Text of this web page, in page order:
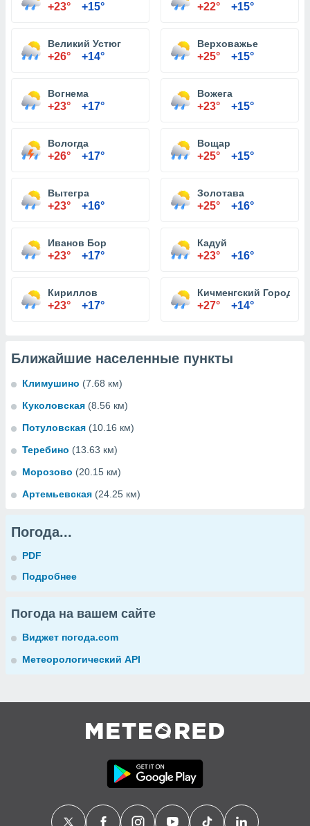
+23° +15° +22° +15°
Великий Устюг
+26° +14°
Верховажье
+25° +15°
Вогнема
+23° +17°
Вожега
+23° +15°
Вологда
+26° +17°
Вощар
+25° +15°
Вытегра
+23° +16°
Золотава
+25° +16°
Иванов Бор
+23° +17°
Кадуй
+23° +16°
Кириллов
+23° +17°
Кичменгский Городок
+27° +14°
Ближайшие населенные пункты
Климушино (7.68 км)
Куколовская (8.56 км)
Потуловская (10.16 км)
Теребино (13.63 км)
Морозово (20.15 км)
Артемьевская (24.25 км)
Погода...
PDF
Подробнее
Погода на вашем сайте
Виджет погода.com
Метеорологический API